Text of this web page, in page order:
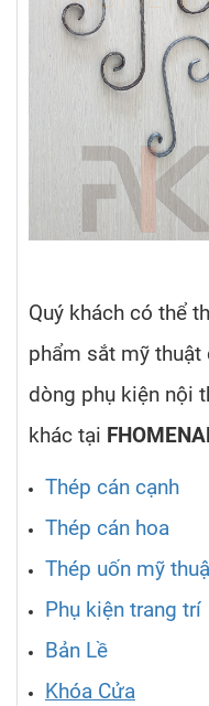
Quý khách có thể
phẩm sắt mỹ thuật
dòng phụ kiện nội
khác tại
Thép cán cạnh
Thép cán hoa
Thép uốn mỹ
Phụ kiện trang trí
Bản Lề
Khóa Cửa